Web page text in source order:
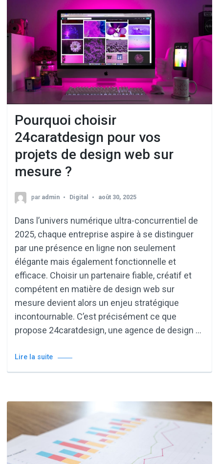
Pourquoi choisir
24caratdesign pour vos
projets de design web sur
mesure ?
par admin Digital août 30, 2025
Dans l’univers numérique ultra-concurrentiel de
2025, chaque entreprise aspire à se distinguer
par une présence en ligne non seulement
élégante mais également fonctionnelle et
efficace. Choisir un partenaire fiable, créatif et
compétent en matière de design web sur
mesure devient alors un enjeu stratégique
incontournable. C’est précisément ce que
propose 24caratdesign, une agence de design …
Lire la suite